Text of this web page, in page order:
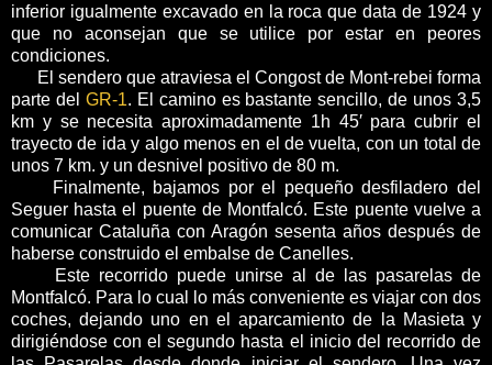
inferior igualmente excavado en la roca que data de 1924 y
que no aconsejan que se utilice por estar en peores
condiciones.
El sendero que atraviesa el Congost de Mont-rebei forma
parte del GR-1. El camino es bastante sencillo, de unos 3,5
km y se necesita aproximadamente 1h 45′ para cubrir el
trayecto de ida y algo menos en el de vuelta, con un total de
unos 7 km. y un desnivel positivo de 80 m.
Finalmente, bajamos por el pequeño desfiladero del
Seguer hasta el puente de Montfalcó. Este puente vuelve a
comunicar Cataluña con Aragón sesenta años después de
haberse construido el embalse de Canelles.
Este recorrido puede unirse al de las pasarelas de
Montfalcó. Para lo cual lo más conveniente es viajar con dos
coches, dejando uno en el aparcamiento de la Masieta y
dirigiéndose con el segundo hasta el inicio del recorrido de